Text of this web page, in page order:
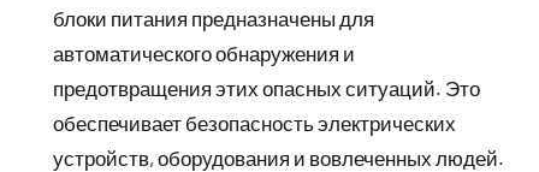
блоки питания предназначены для
автоматического обнаружения и
предотвращения этих опасных ситуаций. Это
обеспечивает безопасность электрических
устройств, оборудования и вовлеченных людей.